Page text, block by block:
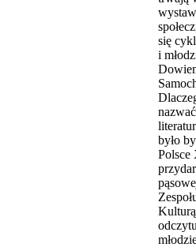
się
i
było